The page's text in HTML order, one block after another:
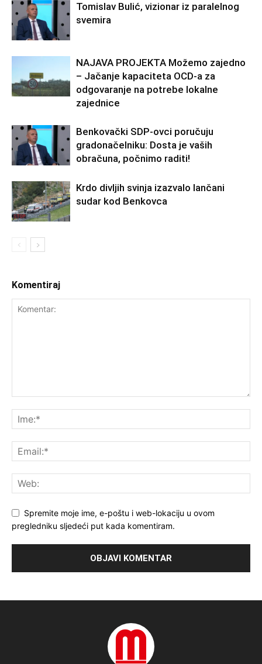
Tomislav Bulić, vizionar iz paralelnog
svemira
NAJAVA PROJEKTA Možemo zajedno
– Jačanje kapaciteta OCD-a za
odgovaranje na potrebe lokalne
zajednice
Benkovački SDP-ovci poručuju
gradonačelniku: Dosta je vaših
obračuna, počnimo raditi!
Krdo divljih svinja izazvalo lančani
sudar kod Benkovca
Komentiraj
Spremite moje ime, e-poštu i web-lokaciju u ovom
pregledniku sljedeći put kada komentiram.